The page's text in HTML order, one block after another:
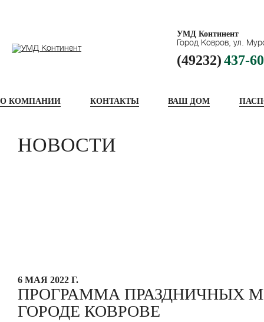
УМД Континент
Город Ковров, ул.
(49232)437-60
О КОМПАНИИ КОНТАКТЫ ВАШ ДОМ
НОВОСТИ
6 МАЯ 2022 Г.
ПРОГРАММА ПРАЗДНИЧНЫХ
ГОРОДЕ КОВРОВЕ